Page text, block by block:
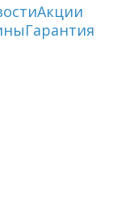
Акции
Гарантия